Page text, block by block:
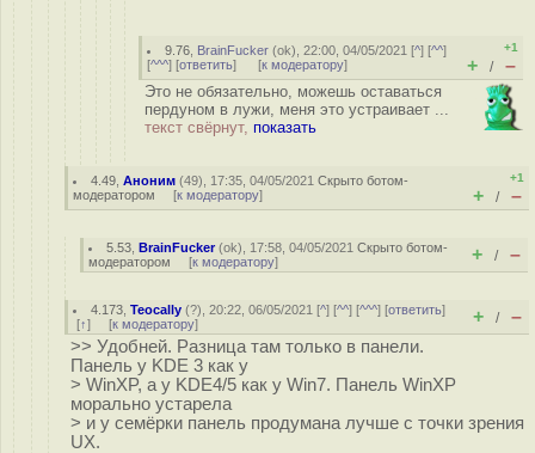
9.76 BrainFucker (ok), 22:00, 04/05/2021 [^] [^^]
[^^^] [ответить] [к модератору]
+1
+ / –
Это не обязательно, можешь оставаться
пердуном в лужи, меня это устраивает ...
текст свёрнут, показать
4.49 ,Аноним (49), 17:35, 04/05/2021Скрыто ботом-
модератором [к модератору]
+1
+ / –
5.53 ,BrainFucker(ok), 17:58, 04/05/2021Скрыто ботом-
модератором [к модератору] + / –
4.173 ,Teocally (?), 20:22, 06/05/2021 [^] [^^] [^^^] [ответить]
[↑] [к модератору] + / –
>> Удобней. Разница там только в панели.
Панель у KDE 3 как у
> WinXP, а у KDE4/5 как у Win7. Панель WinXP
морально устарела
> и у семёрки панель продумана лучше с точки зрения
UX.